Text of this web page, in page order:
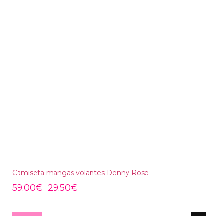
Camiseta mangas volantes Denny Rose
59.00€ 29.50€